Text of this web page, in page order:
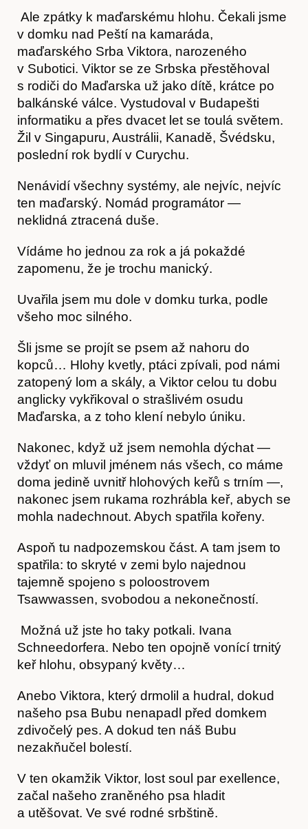
O nás
Obchod
Kontakt
Ale zpátky k maďarskému hlohu. Čekali jsme
v domku nad Peští na kamaráda,
maďarského Srba Viktora, narozeného
v Subotici. Viktor se ze Srbska přestěhoval
s rodiči do Maďarska už jako dítě, krátce po
balkánské válce. Vystudoval v Budapešti
informatiku a přes dvacet let se toulá světem.
Žil v Singapuru, Austrálii, Kanadě, Švédsku,
poslední rok bydlí v Curychu.
Nenávidí všechny systémy, ale nejvíc, nejvíc
ten maďarský. Nomád programátor —
neklidná ztracená duše.
Vídáme ho jednou za rok a já pokaždé
zapomenu, že je trochu manický.
Uvařila jsem mu dole v domku turka, podle
všeho moc silného.
Šli jsme se projít se psem až nahoru do
kopců… Hlohy kvetly, ptáci zpívali, pod námi
zatopený lom a skály, a Viktor celou tu dobu
anglicky vykřikoval o strašlivém osudu
Maďarska, a z toho klení nebylo úniku.
Nakonec, když už jsem nemohla dýchat —
vždyť on mluvil jménem nás všech, co máme
doma jedině uvnitř hlohových keřů s trním —,
nakonec jsem rukama rozhrábla keř, abych se
mohla nadechnout. Abych spatřila kořeny.
Aspoň tu nadpozemskou část. A tam jsem to
spatřila: to skryté v zemi bylo najednou
tajemně spojeno s poloostrovem
Tsawwassen, svobodou a nekonečností.
Možná už jste ho taky potkali. Ivana
Schneedorfera. Nebo ten opojně vonící trnitý
keř hlohu, obsypaný květy…
Anebo Viktora, který drmolil a hudral, dokud
našeho psa Bubu nenapadl před domkem
zdivočelý pes. A dokud ten náš Bubu
nezakňučel bolestí.
V ten okamžik Viktor, lost soul par exellence,
začal našeho zraněného psa hladit
a utěšovat. Ve své rodné srbštině.